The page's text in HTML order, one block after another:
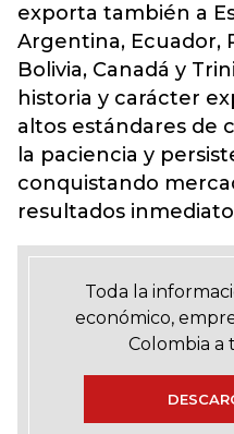
exporta también a
Argentina, Ecuador,
Bolivia, Canadá y
historia y carácter
altos estándares de
la paciencia y
conquistando
resultados
Toda la
económico,
Colombia a